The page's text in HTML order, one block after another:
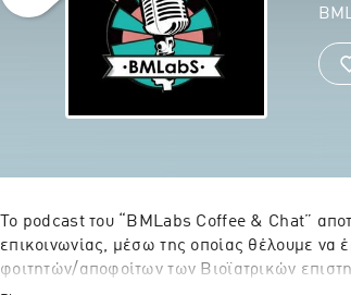
Το podcast του “BMLabs Coffee & Chat”
επικοινωνίας, μέσω της οποίας θέλουμε να
φοιτητών/αποφοίτων των Βιοϊατρικών